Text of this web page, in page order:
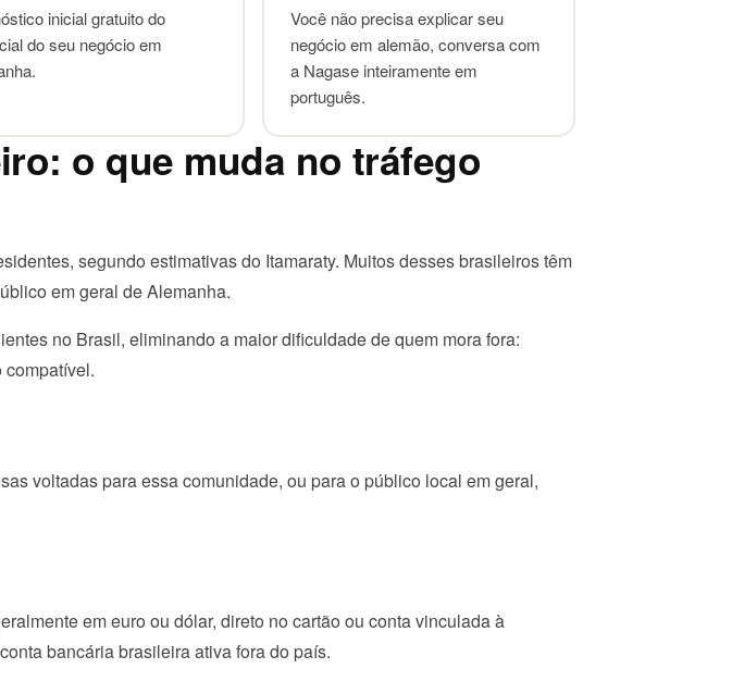
inicial gratuito do
do seu negócio em
Você não precisa explicar seu
negócio em alemão, conversa com
a Nagase inteiramente em
português.
o que muda no tráfego
segundo estimativas do Itamaraty. Muitos desses brasileiros têm
em geral de Alemanha.
no Brasil, eliminando a maior dificuldade de quem mora fora:
compatível.
voltadas para essa comunidade, ou para o público local em geral,
em euro ou dólar, direto no cartão ou conta vinculada à
bancária brasileira ativa fora do país.